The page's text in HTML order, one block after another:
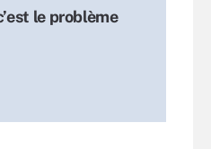
le problème